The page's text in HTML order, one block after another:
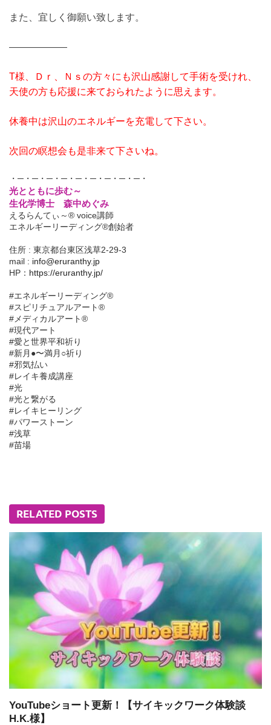
また、宜しく御願い致します。
——————
T様、Ｄｒ、Ｎｓの方々にも沢山感謝して手術を受けれ、
天使の方も応援に来ておられたように思えます。
休養中は沢山のエネルギーを充電して下さい。
次回の瞑想会も是非来て下さいね。
・─・─・─・─・─・─・─・─・─・
光とともに歩む～
生化学博士 森中めぐみ
えるらんてぃ～® voice講師
エネルギーリーディング®創始者
住所 : 東京都台東区浅草2-29-3
mail : info@eruranthy.jp
HP： https://eruranthy.jp/
#エネルギーリーディング®︎
#スピリチュアルアート®︎
#メディカルアート®︎
#現代アート
#愛と世界平和祈り
#新月●〜満月○祈り
#邪気払い
#レイキ養成講座
#光
#光と繋がる
#レイキヒーリング
#パワーストーン
#浅草
#苗場
RELATED POSTS
YouTubeショート更新！【サイキックワーク体験談
H.K.様】